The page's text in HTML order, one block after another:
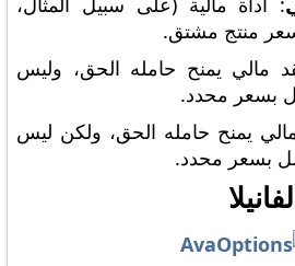
منتج مشتق.
مالي يمنح حامله الحق، وليس
بسعر محدد.
يمنح حامله الحق، ولكن ليس
بسعر محدد.